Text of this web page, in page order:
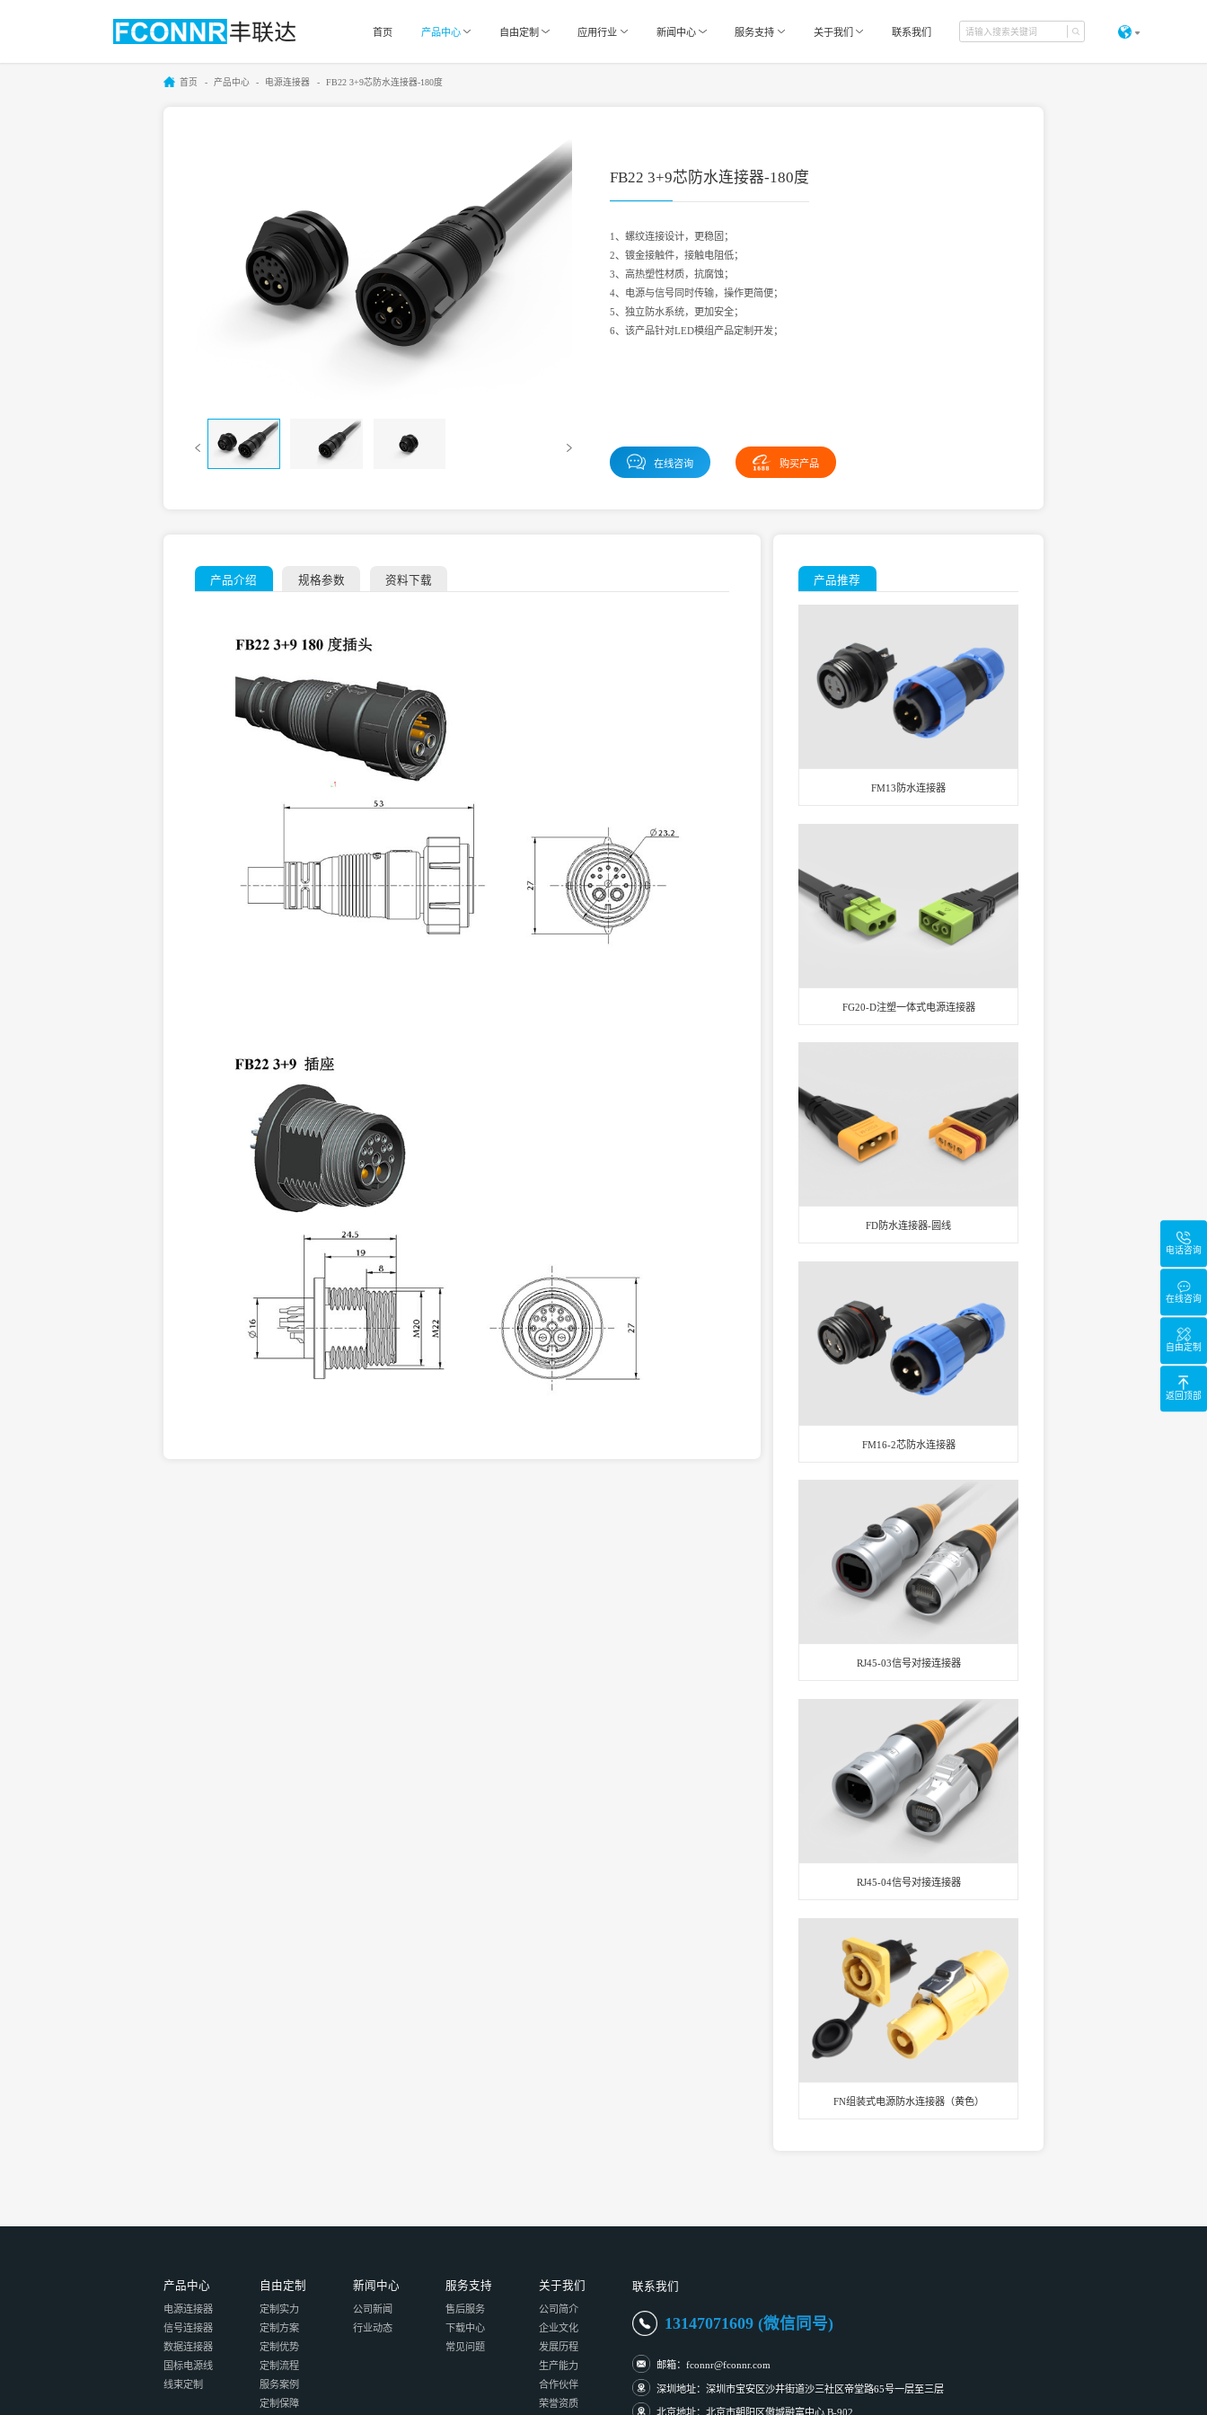
首页 产品中心 自由定制 应用行业 新闻中心 服务支持 关于我们 联系我们
首页 产品中心 电源连接器 FB22 3+9芯防水连接器-180度
FB22 3+9芯防水连接器-180度
1、螺纹连接设计，更稳固；
2、镀金接触件，接触电阻低；
3、高热塑性材质，抗腐蚀；
4、电源与信号同时传输，操作更简便；
5、独立防水系统，更加安全；
6、该产品针对LED模组产品定制开发；
在线咨询 购买产品
产品介绍 规格参数 资料下载 产品推荐
FM13防水连接器
FG20-D注塑一体式电源连接器
FD防水连接器-圆线
FM16-2芯防水连接器
RJ45-03信号对接连接器
RJ45-04信号对接连接器
FN组装式电源防水连接器（黄色）
产品中心
电源连接器
信号连接器
数据连接器
国标电源线
线束定制
自由定制
定制实力
定制方案
定制优势
定制流程
服务案例
定制保障
新闻中心
公司新闻
行业动态
服务支持
售后服务
下载中心
常见问题
关于我们
公司简介
企业文化
发展历程
生产能力
合作伙伴
荣誉资质
联系我们
13147071609 (微信同号)
邮箱：fconnr@fconnr.com
深圳地址：深圳市宝安区沙井街道沙三社区帝堂路65号一层至三层
北京地址：北京市朝阳区傲城融富中心 B-902
电话咨询
在线咨询
自由定制
返回顶部